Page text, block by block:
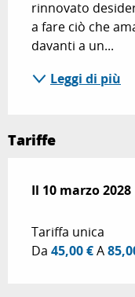
rinnovato
a fare ciò che
davanti a un...
Leggi di più
Tariffe
Il 10 marzo 2028
Il 10 marzo 2028
Tariffa unica
Da 45,00 €A